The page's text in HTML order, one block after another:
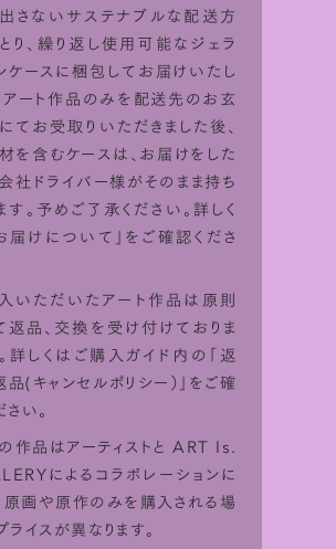
さないサステナブルな配送方
り、繰り返し使用可能なジェラ
ケースに梱包してお届けいたし
アート作品のみを配送先のお玄
てお受取りいただきました後、
を含むケースは、お届けをした
社ドライバー様がそのまま持ち
す。予めご了承ください。詳しく
届けについて 」をご確認くださ
いただいたアート作品は原則
返品、交換を受け付けておりま
詳しくはご購入ガイド内の「返
品(キャンセルポリシー） 」をご確
い。
作品はアーティストと ART Is.
によるコラボレーションに
原画や原作のみを購入される場
ライスが異なります。
ータ利用方法
取り扱っている作品はサイズ
上でシミュレーションして
出来ます。